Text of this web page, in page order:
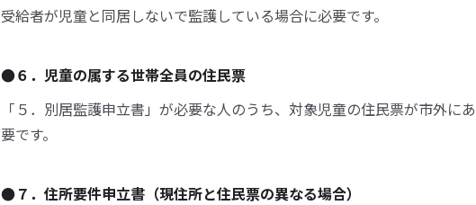
受給者が児童と同居しないで監護している場合に必要です。
●６．児童の属する世帯全員の住民票
「５．別居監護申立書」が必要な人のうち、対象児童の住民票が市外に
要です。
●７．住所要件申立書（現住所と住民票の異なる場合）